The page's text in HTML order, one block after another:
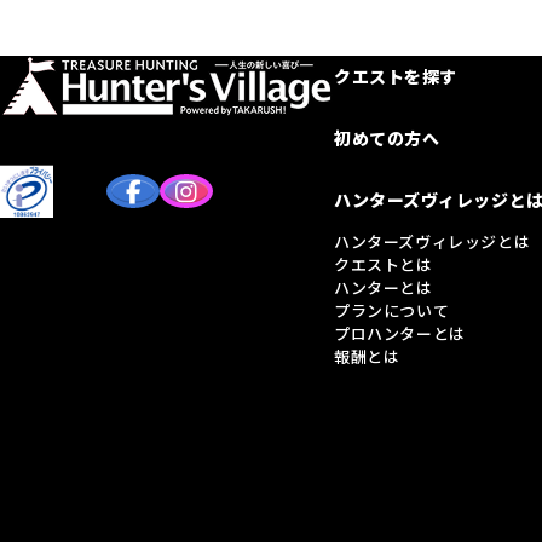
クエストを探す
初めての方へ
ハンターズヴィレッジと
ハンターズヴィレッジとは
クエストとは
ハンターとは
プランについて
プロハンターとは
報酬とは